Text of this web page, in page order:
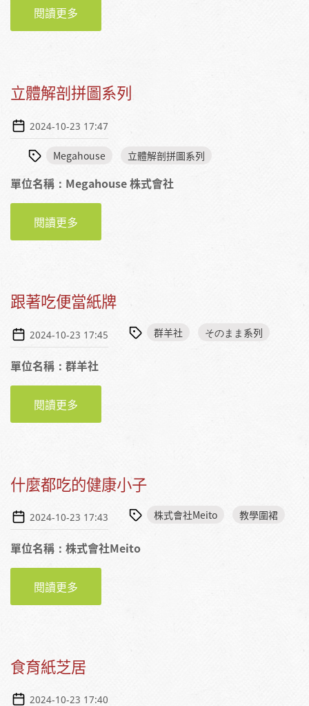
閱讀更多
立體解剖拼圖系列
2024-10-23 17:47
Megahouse 立體解剖拼圖系列
單位名稱：Megahouse 株式會社
閱讀更多
跟著吃便當紙牌
2024-10-23 17:45 群羊社 そのまま系列
單位名稱：群羊社
閱讀更多
什麼都吃的健康小子
2024-10-23 17:43 株式會社Meito 教學圍裙
單位名稱：株式會社Meito
閱讀更多
食育紙芝居
2024-10-23 17:40